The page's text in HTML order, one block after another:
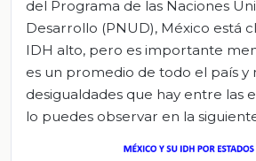
del Programa de las Naciones
Desarrollo (PNUD), México está
IDH alto, pero es importante
es un promedio de todo el país y
desigualdades que hay entre las
lo puedes observar en la